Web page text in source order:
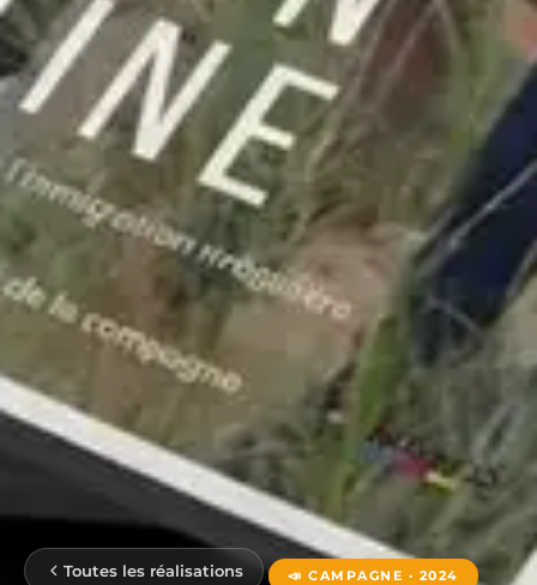
Toutes les réalisations 📣 CAMPAGNE · 2024